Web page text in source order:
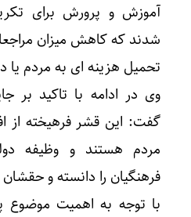
آموزش و پرورش برای
شدند که کاهش میزان
تحمیل هزینه ای به مردم یا
وی در ادامه با تاکید بر
گفت: این قشر فرهیخته از
مردم هستند و وظیفه
فرهنگیان را دانسته و حقشان
با توجه به اهمیت موضوع